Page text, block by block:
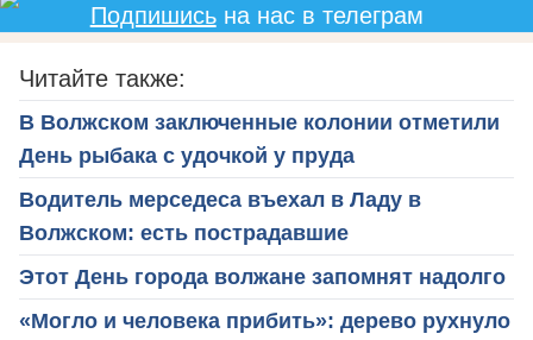
Подпишисьна нас в телеграм
Читайте также:
В Волжском заключенные колонии отметили
День рыбака с удочкой у пруда
Водитель мерседеса въехал в Ладу в
Волжском: есть пострадавшие
Этот День города волжане запомнят надолго
«Могло и человека прибить»: дерево рухнуло